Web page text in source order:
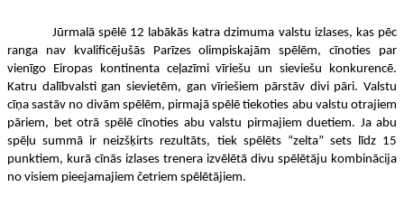
Jūrmalā spēlē 12 labākās katra dzimuma valstu izlases, kas pēc
ranga nav kvalificējušās Parīzes olimpiskajām spēlēm, cīnoties par
vienīgo Eiropas kontinenta ceļazīmi vīriešu un sieviešu konkurencē.
Katru dalībvalsti gan sievietēm, gan vīriešiem pārstāv divi pāri. Valstu
cīņa sastāv no divām spēlēm, pirmajā spēlē tiekoties abu valstu otrajiem
pāriem, bet otrā spēlē cīnoties abu valstu pirmajiem duetiem. Ja abu
spēļu summā ir neizšķirts rezultāts, tiek spēlēts “zelta” sets līdz 15
punktiem, kurā cīnās izlases trenera izvēlētā divu spēlētāju kombinācija
no visiem pieejamajiem četriem spēlētājiem.